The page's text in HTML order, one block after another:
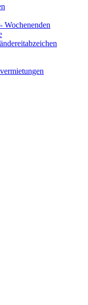
Wochenenden